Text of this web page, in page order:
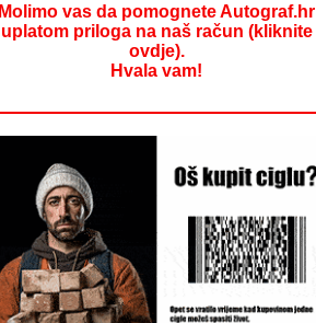
Molimo vas da pomognete Autograf.hr
uplatom priloga na naš račun (kliknite
ovdje).
Hvala vam!